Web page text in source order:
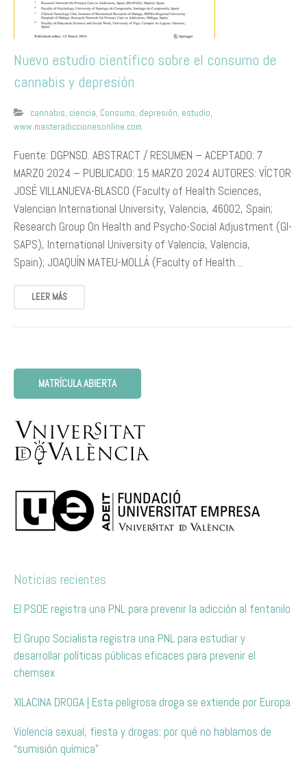
Nuevo estudio científico sobre el consumo de
cannabis y depresión
cannabis, ciencia, Consumo, depresión, estudio,
www.masteradiccionesonline.com
Fuente: DGPNSD. ABSTRACT / RESUMEN – ACEPTADO: 7
MARZ0 2024 – PUBLICADO: 15 MARZO 2024 AUTORES: VÍCTOR
JOSÉ VILLANUEVA-BLASCO (Faculty of Health Sciences,
Valencian International University, Valencia, 46002, Spain;
Research Group On Health and Psycho-Social Adjustment (GI-
SAPS), International University of Valencia, Valencia,
Spain); JOAQUÍN MATEU-MOLLÁ (Faculty of Health…
LEER MÁS
MATRÍCULA ABIERTA
Noticias recientes
El PSOE registra una PNL para prevenir la adicción al fentanilo
El Grupo Socialista registra una PNL para estudiar y
desarrollar políticas públicas eficaces para prevenir el
chemsex
XILACINA DROGA | Esta peligrosa droga se extiende por Europa
Violencia sexual, fiesta y drogas: por qué no hablamos de
“sumisión química”